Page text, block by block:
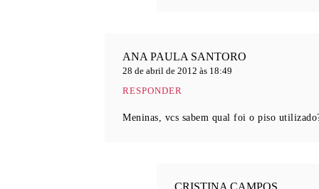
ANA PAULA SANTORO
28 de abril de 2012 às 18:49
RESPONDER
Meninas, vcs sabem qual foi o piso
CRISTINA CAMPOS